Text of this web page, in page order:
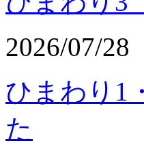
2026/07/28
ひまわり
た